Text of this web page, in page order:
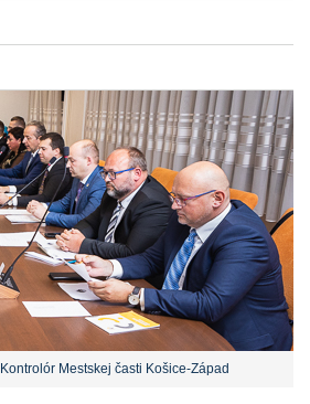
Kontrolór Mestskej časti Košice-Západ